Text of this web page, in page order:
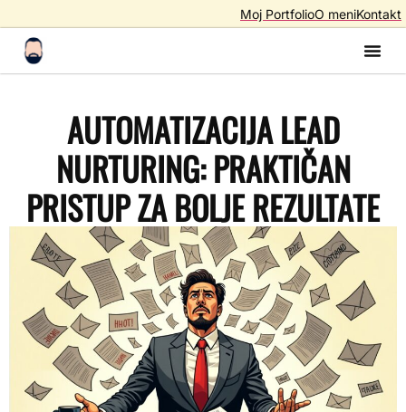
Moj PortfolioO meniKontakt
AUTOMATIZACIJA LEAD
NURTURING: PRAKTIČAN
PRISTUP ZA BOLJE REZULTATE